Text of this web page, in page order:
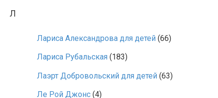
Л
Лариса Александрова для детей (66)
Лариса Рубальская (183)
Лаэрт Добровольский для детей (63)
Ле Рой Джонс (4)